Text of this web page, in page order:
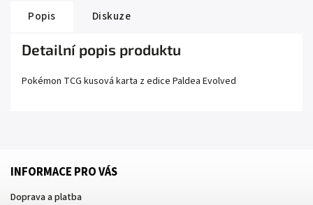
Popis Diskuze
Detailní popis produktu
Pokémon TCG kusová karta z edice Paldea Evolved
INFORMACE PRO VÁS
Doprava a platba